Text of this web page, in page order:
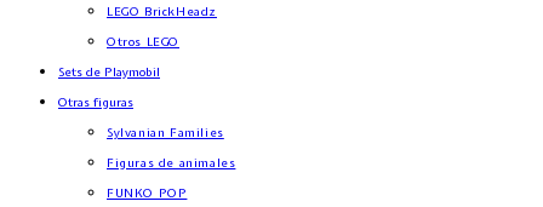
LEGO BrickHeadz
Otros LEGO
Sets de Playmobil
Otras figuras
Sylvanian Families
Figuras de animales
FUNKO POP